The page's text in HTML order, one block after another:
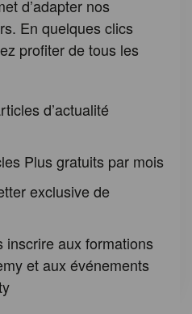
d’adapter nos
En quelques clics
profiter de tous les
d’actualité
Plus gratuits par mois
exclusive de
inscrire aux formations
et aux événements